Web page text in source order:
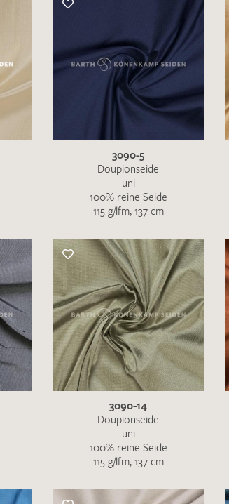
aktuellen Zeitpunkt nicht
Kontaktdaten direkt aninfo@barth-
einer Lösung – Danke!
3090-5
Doupionseide
uni
100% reine Seide
115 g/lfm, 137 cm
3090-14
Doupionseide
uni
100% reine Seide
115 g/lfm, 137 cm